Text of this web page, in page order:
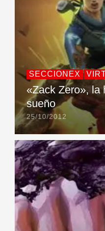
SECCIONEX
«Zack Zero», la
sueño
25/10/2012